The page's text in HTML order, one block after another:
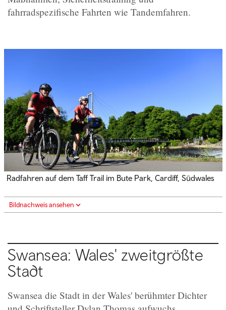
fahrradspezifische Fahrten wie Tandemfahren.
Radfahren auf dem Taff Trail im Bute Park, Cardiff, Südwales
Bildnachweis ansehen
Swansea: Wales' zweitgrößte
Stadt
Swansea die Stadt in der Wales' berühmter Dichter